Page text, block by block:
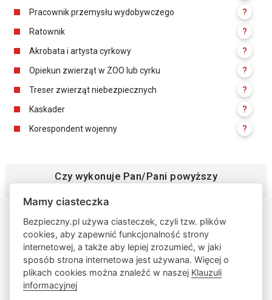
Pracownik przemysłu wydobywczego
?
Ratownik
?
Akrobata i artysta cyrkowy
?
Opiekun zwierząt w ZOO lub cyrku
?
Treser zwierząt niebezpiecznych
?
Kaskader
?
Korespondent wojenny
?
Czy wykonuje Pan/Pani powyższy
zawód?
Mamy ciasteczka
Bezpieczny.pl używa ciasteczek, czyli tzw. plików
cookies, aby zapewnić funkcjonalność strony
internetowej, a także aby lepiej zrozumieć, w jaki
sposób strona internetowa jest używana. Więcej o
plikach cookies można znaleźć w naszej Klauzuli
informacyjnej